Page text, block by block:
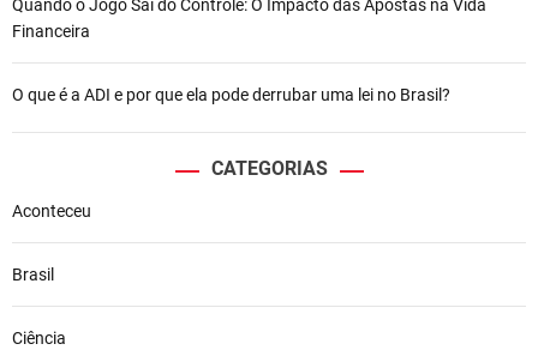
Quando o Jogo Sai do Controle: O Impacto das Apostas na Vida
Financeira
O que é a ADI e por que ela pode derrubar uma lei no Brasil?
CATEGORIAS
Aconteceu
Brasil
Ciência